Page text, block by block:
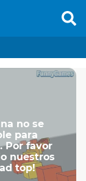
no se
para
Por favor
nuestros
top!